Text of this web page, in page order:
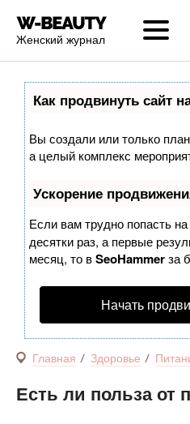
Женский журнал
Как продвинуть сайт
Вы создали или только
а целый комплекс
Ускорение
Если вам трудно попасть
десятки раз, а первые
месяц, то вSeoHammerза
Начать
Главная Здоровье
Есть ли польза от